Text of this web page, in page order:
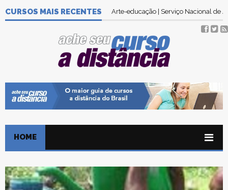
CURSOS MAIS RECENTES Arte-educação | Serviço Nacional de
HOME